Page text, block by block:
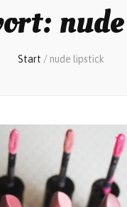
Start /nude lipstick